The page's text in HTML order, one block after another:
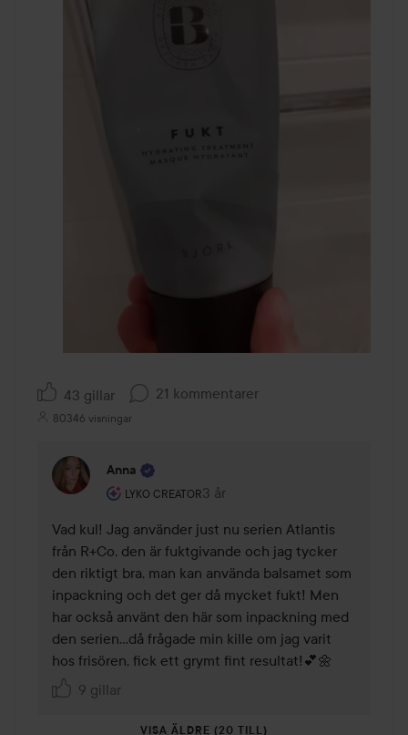
43 gillar 21 kommentarer
80346 visningar
Anna
LYKO CREATOR
Användarens roll: Lyko Creator.
3 år
Kommentaren lades 3 år
Vad kul! Jag använder just nu serien Atlantis
från R+Co, den är fuktgivande och jag tycker
den riktigt bra, man kan använda balsamet som
inpackning och det ger då mycket fukt! Men
har också använt den här som inpackning med
den serien...då frågade min kille om jag varit
hos frisören, fick ett grymt fint resultat!💕🌼
9 gillar
VISA ÄLDRE (20 TILL)